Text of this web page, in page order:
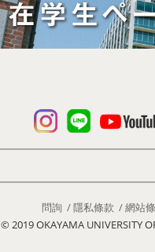
問詢 隱私條款
網站
© 2019 OKAYAMA UNIVERSITY